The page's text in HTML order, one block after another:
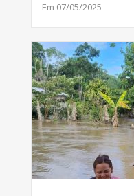
Em 07/05/2025